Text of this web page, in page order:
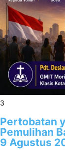
3
Pertobatan
Pemulihan
9 Agustus